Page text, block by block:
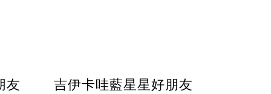
友
吉伊卡哇藍星星好朋友